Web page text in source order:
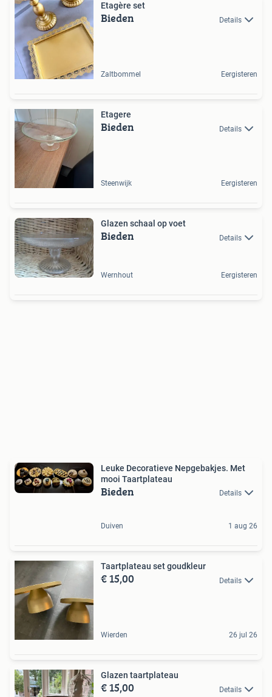
Etagère set
Bieden Details
Zaltbommel Eergisteren
Etagere
Bieden Details
Steenwijk Eergisteren
Glazen schaal op voet
Bieden Details
Wernhout Eergisteren
Leuke Decoratieve Nepgebakjes. Met
mooi Taartplateau
Bieden Details
Duiven 1 aug 26
Taartplateau set goudkleur
€ 15,00 Details
Wierden 26 jul 26
Glazen taartplateau
€ 15,00 Details